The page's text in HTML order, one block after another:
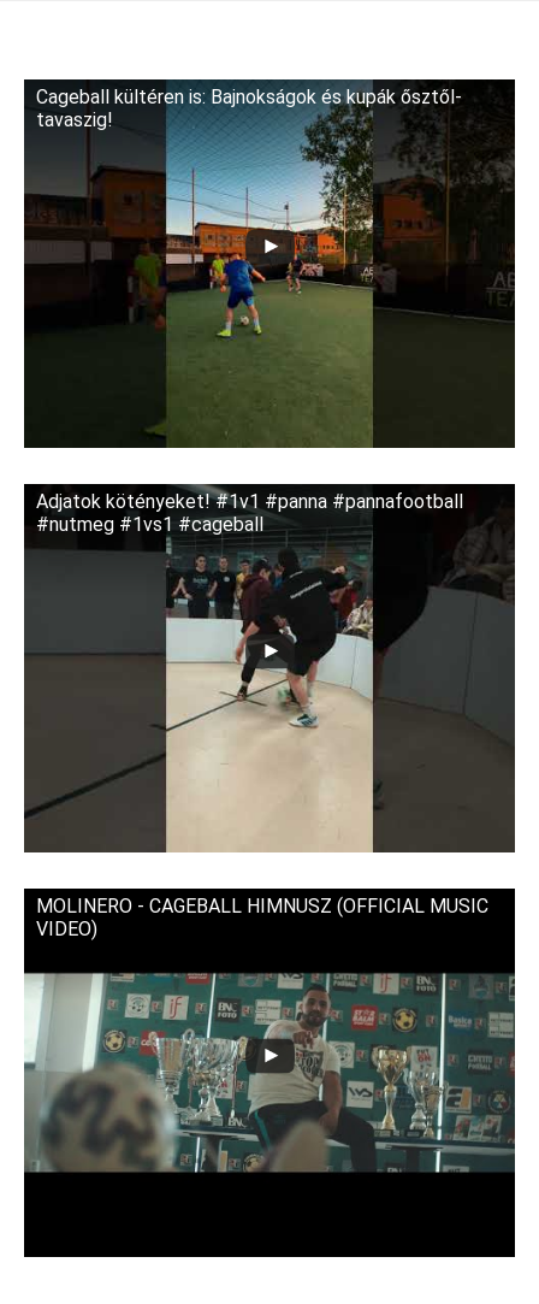
Cageball kültéren is: Bajnokságok és kupák ősztől-
tavaszig!
Adjatok kötényeket! #1v1 #panna #pannafootball
#nutmeg #1vs1 #cageball
MOLINERO - CAGEBALL HIMNUSZ (OFFICIAL MUSIC
VIDEO)